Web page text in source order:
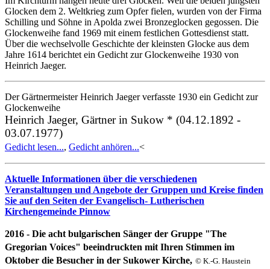
Glocken dem 2. Weltkrieg zum Opfer fielen, wurden von der Firma
Schilling und Söhne in Apolda zwei Bronzeglocken gegossen. Die
Glockenweihe fand 1969 mit einem festlichen Gottesdienst statt.
Über die wechselvolle Geschichte der kleinsten Glocke aus dem
Jahre 1614 berichtet ein Gedicht zur Glockenweihe 1930 von
Heinrich Jaeger.
Der Gärtnermeister Heinrich Jaeger verfasste 1930 ein Gedicht zur
Glockenweihe
Heinrich Jaeger, Gärtner in Sukow * (04.12.1892 -
03.07.1977)
Gedicht lesen..., Gedicht anhören...<
Aktuelle Informationen über die verschiedenen
Veranstaltungen und Angebote der Gruppen und Kreise finden
Sie auf den Seiten der Evangelisch- Lutherischen
Kirchengemeinde Pinnow
2016 - Die acht bulgarischen Sänger der Gruppe "The
Gregorian Voices" beeindruckten mit Ihren Stimmen im
Oktober die Besucher in der Sukower Kirche, © K.-G. Haustein